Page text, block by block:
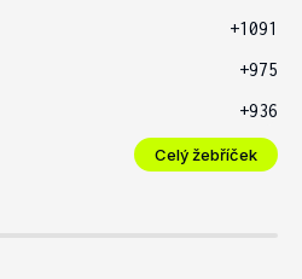
+1091
+975
+936
Celý žebříček